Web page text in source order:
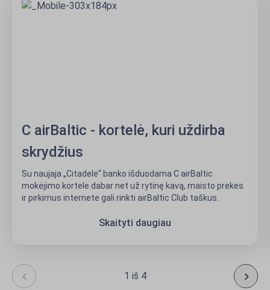
C airBaltic - kortelė, kuri uždirba
skrydžius
Su naujaja „Citadele“ banko išduodama C airBaltic
mokėjimo kortele dabar net už rytinę kavą, maisto prekes
ir pirkimus internete gali rinkti airBaltic Club taškus.
Skaityti daugiau
1 iš 4